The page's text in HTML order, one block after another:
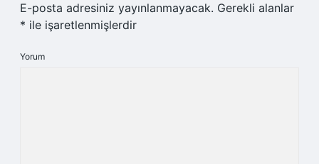
E-posta adresiniz yayınlanmayacak. Gerekli alanlar
* ile işaretlenmişlerdir
Yorum